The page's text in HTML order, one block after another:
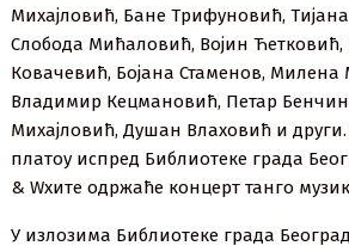
Михајловић, Бане Трифуновић,
Слобода Мићаловић, Војин Ћетковић,
Ковачевић, Бојана Стаменов, Милена
Владимир Кецмановић, Петар
Михајловић, Душан Влаховић и
платоу испред Библиотеке града
& Wхите одржаће концерт танго
У излозима Библиотеке града